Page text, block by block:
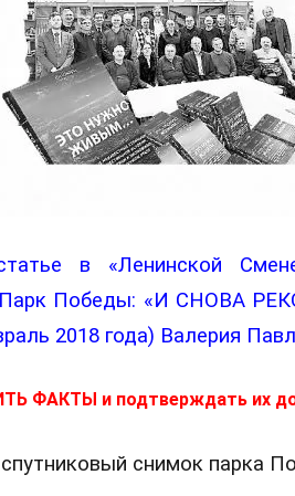
в «Ленинской
Победы: «И СНОВА
2018 года) Валерия
ФАКТЫ и подтверждать их
снимок парка